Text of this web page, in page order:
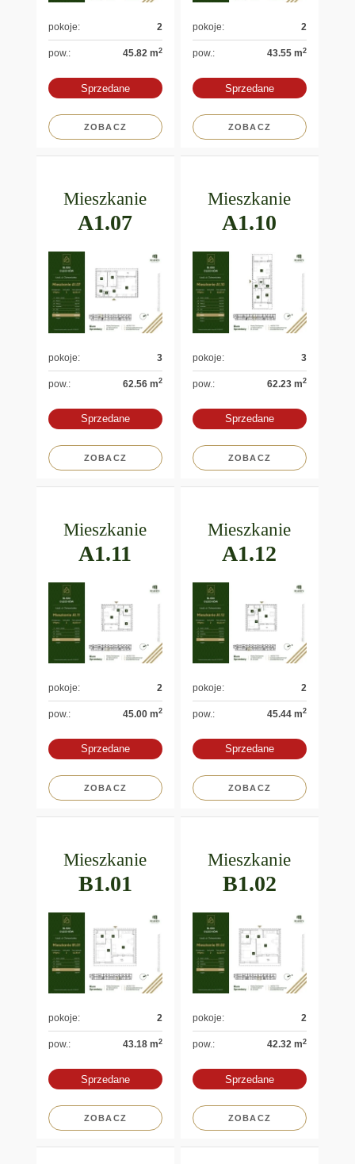
pokoje: 2
pow.: 45.82 m2
Sprzedane
ZOBACZ
pokoje: 2
pow.: 43.55 m2
Sprzedane
ZOBACZ
Mieszkanie
A1.07
pokoje: 3
pow.: 62.56 m2
Sprzedane
ZOBACZ
Mieszkanie
A1.10
pokoje: 3
pow.: 62.23 m2
Sprzedane
ZOBACZ
Mieszkanie
A1.11
pokoje: 2
pow.: 45.00 m2
Sprzedane
ZOBACZ
Mieszkanie
A1.12
pokoje: 2
pow.: 45.44 m2
Sprzedane
ZOBACZ
Mieszkanie
B1.01
pokoje: 2
pow.: 43.18 m2
Sprzedane
ZOBACZ
Mieszkanie
B1.02
pokoje: 2
pow.: 42.32 m2
Sprzedane
ZOBACZ